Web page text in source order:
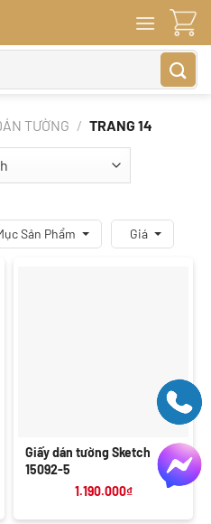
TƯỜNG / TRANG 14
Sản Phẩm Giá
Giấy dán tường Sketch
15092-5
1.190.000₫